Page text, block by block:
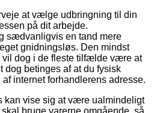
at vælge udbringning til din
på dit arbejde.
sædvanligvis en tand mere
gnidningsløs. Den mindst
vil dog i de fleste tilfælde være at
dog betinges af at du fysisk
internet forhandlerens adresse.
kan vise sig at være ualmindeligt
bruge varerne omgående, så